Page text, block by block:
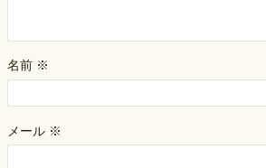
名前 ※
メール ※